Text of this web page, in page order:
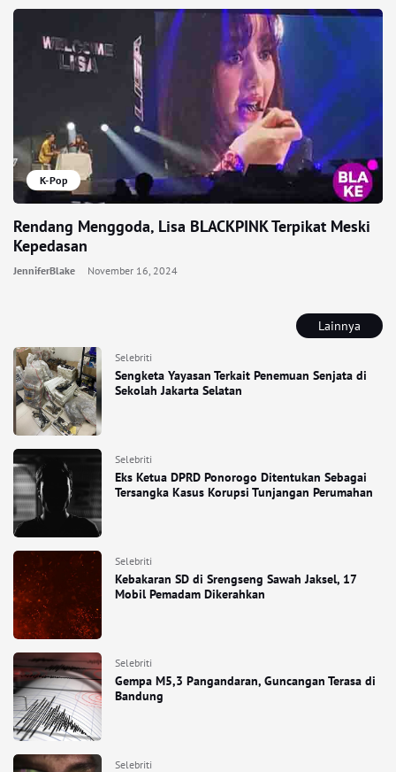
Lainnya
Selebriti
Sengketa Yayasan Terkait Penemuan Senjata di
Sekolah Jakarta Selatan
Selebriti
Eks Ketua DPRD Ponorogo Ditentukan Sebagai
Tersangka Kasus Korupsi Tunjangan Perumahan
Selebriti
Kebakaran SD di Srengseng Sawah Jaksel, 17
Mobil Pemadam Dikerahkan
Selebriti
Gempa M5,3 Pangandaran, Guncangan Terasa di
Bandung
Selebriti
K-Pop
Rendang Menggoda, Lisa BLACKPINK Terpikat Meski
Kepedasan
JenniferBlake November 16, 2024